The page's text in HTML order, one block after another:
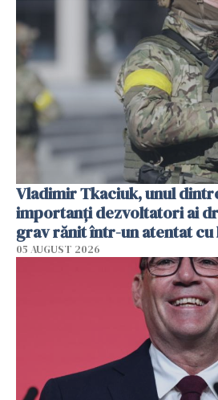
Vladimir Tkaciuk, unul
importanți dezvoltatori ai
grav rănit într-un atentat cu
05 AUGUST 2026